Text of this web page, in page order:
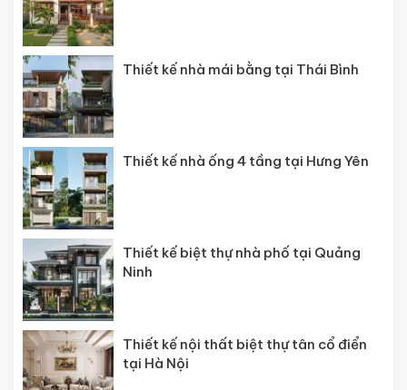
Thiết kế nhà mái bằng tại Thái Bình
Thiết kế nhà ống 4 tầng tại Hưng Yên
Thiết kế biệt thự nhà phố tại Quảng
Ninh
Thiết kế nội thất biệt thự tân cổ điển
tại Hà Nội